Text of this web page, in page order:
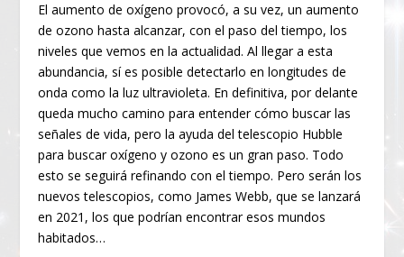
El aumento de oxígeno provocó, a su vez, un aumento
de ozono hasta alcanzar, con el paso del tiempo, los
niveles que vemos en la actualidad. Al llegar a esta
abundancia, sí es posible detectarlo en longitudes de
onda como la luz ultravioleta. En definitiva, por delante
queda mucho camino para entender cómo buscar las
señales de vida, pero la ayuda del telescopio Hubble
para buscar oxígeno y ozono es un gran paso. Todo
esto se seguirá refinando con el tiempo. Pero serán los
nuevos telescopios, como James Webb, que se lanzará
en 2021, los que podrían encontrar esos mundos
habitados…